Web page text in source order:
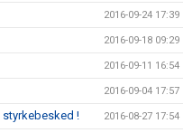
2016-09-24 17:39
2016-09-18 09:29
2016-09-11 16:54
2016-09-04 17:57
! 2016-08-27 17:54